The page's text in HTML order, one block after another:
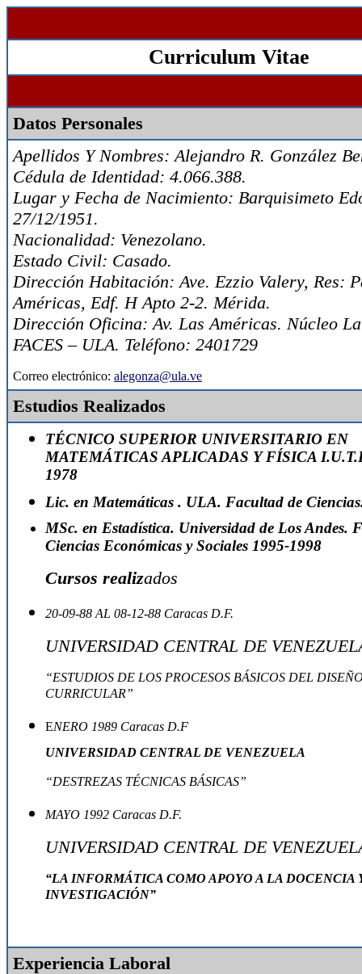
Curriculum Vitae
Datos Personales
Apellidos Y Nombres: Alejandro R. González
Cédula de Identidad: 4.066.388.
Lugar y Fecha de Nacimiento: Barquisimeto
27/12/1951.
Nacionalidad: Venezolano.
Estado Civil: Casado.
Dirección Habitación: Ave. Ezzio Valery, Res:
Américas, Edf. H Apto 2-2. Mérida.
Dirección Oficina: Av. Las Américas. Núcleo
FACES – ULA. Teléfono: 2401729
Correo electrónico: alegonza@ula.ve
Estudios Realizados
TÉCNICO SUPERIOR UNIVERSITARIO EN
MATEMÁTICAS APLICADAS Y FÍSICA
1978
Lic. en Matemáticas . ULA. Facultad de Ciencias
MSc. en Estadística. Universidad de Los Andes.
Ciencias Económicas y Sociales 1995-1998
Cursos realizados
20-09-88 AL 08-12-88 Caracas D.F.
UNIVERSIDAD CENTRAL DE
“ESTUDIOS DE LOS PROCESOS BÁSICOS DEL
CURRICULAR”
ENERO 1989 Caracas D.F
UNIVERSIDAD CENTRAL DE VENEZUELA
“DESTREZAS TÉCNICAS BÁSICAS”
MAYO 1992 Caracas D.F.
UNIVERSIDAD CENTRAL DE
“LA INFORMÁTICA COMO APOYO A LA DOCENCIA
INVESTIGACIÓN”
Experiencia Laboral